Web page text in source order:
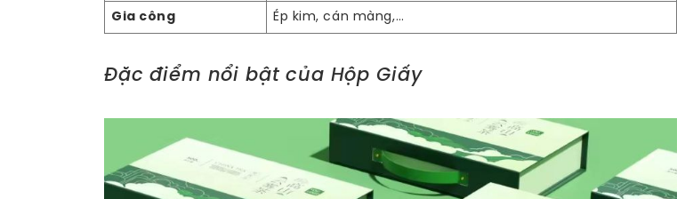
Gia công Ép kim, cán màng,…
Đặc điểm nổi bật của Hộp Giấy